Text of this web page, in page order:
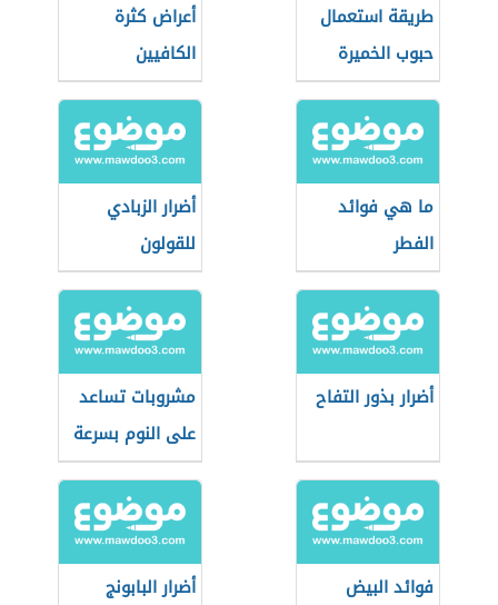
طريقة استعمال
حبوب الخميرة
لزيادة الوزن
أعراض كثرة
الكافيين
ما هي فوائد
الفطر
أضرار الزبادي
للقولون
أضرار بذور التفاح
مشروبات تساعد
على النوم بسرعة
فوائد البيض
أضرار البابونج